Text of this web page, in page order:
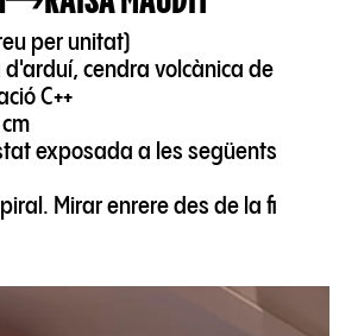
per unitat)
d'arduí, cendra volcànica de
C++
exposada a les següents
Mirar enrere des de la fi